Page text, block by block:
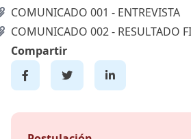
COMUNICADO 001 - ENTREVISTA
COMUNICADO 002 - RESULTADO
Compartir